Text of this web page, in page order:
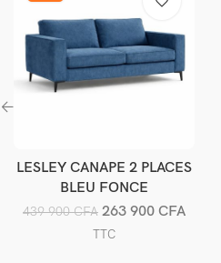
Ajouter au panier
LESLEY CANAPE 2 PLACES
BLEU FONCE
439 900CFA 263 900 CFA
TTC